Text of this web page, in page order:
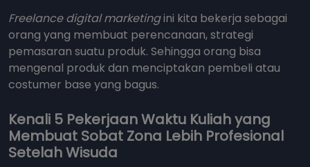
Freelance digital marketingini kita bekerja sebagai
orang yang membuat perencanaan, strategi
pemasaran suatu produk. Sehingga orang bisa
mengenal produk dan menciptakan pembeli atau
costumer base yang bagus.
Kenali 5 Pekerjaan Waktu Kuliah yang
Membuat Sobat Zona Lebih Profesional
Setelah Wisuda